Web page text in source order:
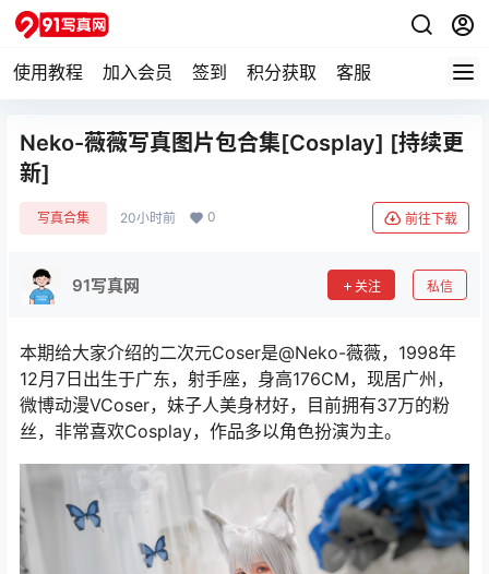
使用教程 加入会员 签到 积分获取 客服
Neko-薇薇写真图片包合集[Cosplay] [持续更
新]
写真合集 20小时前 0 前往下载
91写真网 关注 私信
本期给大家介绍的二次元Coser是@Neko-薇薇，1998年
12月7日出生于广东，射手座，身高176CM，现居广州，
微博动漫VCoser，妹子人美身材好，目前拥有37万的粉
丝，非常喜欢Cosplay，作品多以角色扮演为主。